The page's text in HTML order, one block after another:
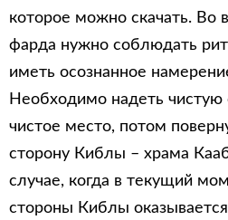
которое можно скачать. Во
фарда нужно соблюдать
иметь осознанное
Необходимо надеть
чистое место, потом
сторону Киблы – храма
случае, когда в текущий
стороны Киблы